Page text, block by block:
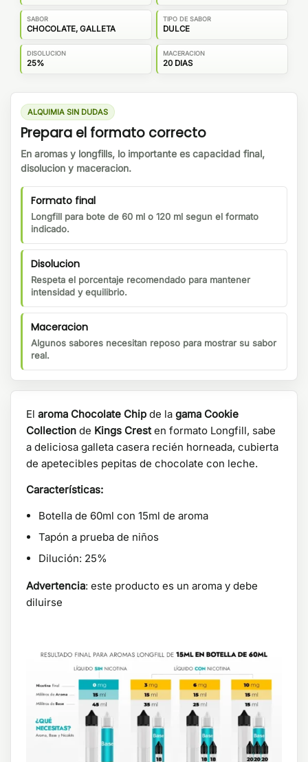
SABOR
CHOCOLATE, GALLETA
TIPO DE SABOR
DULCE
DISOLUCION
25%
MACERACION
20 DIAS
ALQUIMIA SIN DUDAS
Prepara el formato correcto
En aromas y longfills, lo importante es capacidad final,
disolucion y maceracion.
Formato final
Longfill para bote de 60 ml o 120 ml segun el formato
indicado.
Disolucion
Respeta el porcentaje recomendado para mantener
intensidad y equilibrio.
Maceracion
Algunos sabores necesitan reposo para mostrar su sabor
real.
El aroma Chocolate Chip de la gama Cookie
Collection de Kings Cresten formato Longfill, sabe
a deliciosa galleta casera recién horneada, cubierta
de apetecibles pepitas de chocolate con leche.
Características:
Botella de 60ml con 15ml de aroma
Tapón a prueba de niños
Dilución: 25%
Advertencia: este producto es un aroma y debe
diluirse